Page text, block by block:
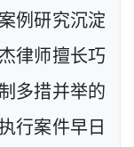
例研究沉淀
律师擅长巧
多措并举的
行案件早日